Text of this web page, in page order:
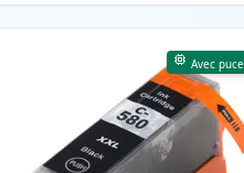
Avec puce